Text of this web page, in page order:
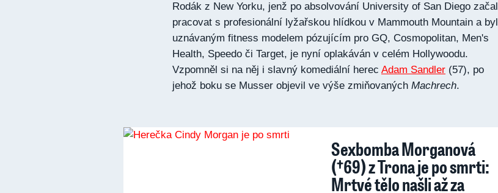
Rodák z New Yorku, jenž po absolvování University of San Diego začal
pracovat s profesionální lyžařskou hlídkou v Mammouth Mountain a byl
uznávaným fitness modelem pózujícím pro GQ, Cosmopolitan, Men's
Health, Speedo či Target, je nyní oplakáván v celém Hollywoodu.
Vzpomněl si na něj i slavný komediální herec Adam Sandler (57), po
jehož boku se Musser objevil ve výše zmiňovaných Machrech.
Sexbomba Morganová
(†69) z Trona je po smrti:
Mrtvé tělo našli až za